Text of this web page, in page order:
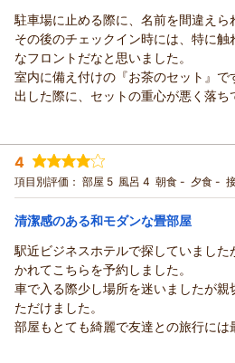
レオ 様
いつも当ホテルをご利用いただき、
す。また、お忙しい出張の合間に大
せいただき、重ねて御礼申し上げま
館内の清潔感についてお褒めいただ
ます。お仕事の疲れを少しでも癒し
私どもにとってもこれ以上の喜びは
「また利用させていただきます」と
同にとって何よりの原動力となりま
またのご来館を、スタッフ一同心よ
時節柄、お身体に気をつけてお仕事
駐車場に止める際に、名前を間違えら
その後のチェックイン時には、特に
なフロントだなと思いました。
室内に備え付けの『お茶のセット』で
出した際に、セットの重心が悪く落ち
てしまいましたが、その後は割れた1
来ならカゴの中にも破片がある事を想
るのが本来のサービス業だと思いま
ぬホテルでした。
宿泊時期： 2026年05月宿泊 (出張)
投稿者： 森の熊さん
宿泊プラン： 〔朝食付き〕素足でくつろげ
ース（眺望なし）
ダブル 朝のみ
宿泊価格帯： 8,001～9,000円(大人一人あた
ココチホテル沼津からの返信
森の熊様
この度は、当ホテルにご宿泊いただ
ました。また、お忙しい時間を割い
いただきましたこと、重ねて御礼申
の駐車に際しまして、大切なお名前
4
項目別評価： 部屋 5 風呂 4 朝食 - 夕食 -
清潔感のある和モダンな畳部屋
駅近ビジネスホテルで探していまし
かれてこちらを予約しました。
車で入る際少し場所を迷いましたが
ただけました。
部屋もとても綺麗で友達との旅行には